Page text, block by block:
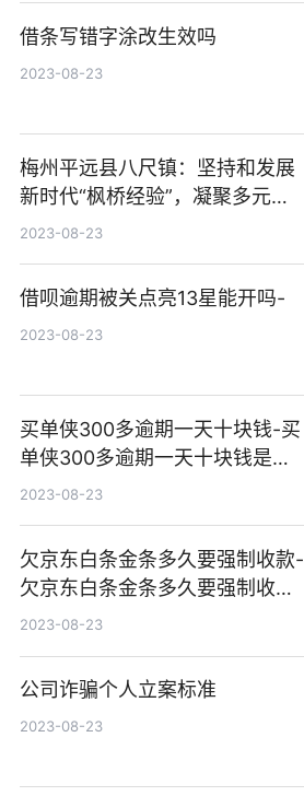
借条写错字涂改生效吗
2023-08-23
梅州平远县八尺镇：坚持和发展
新时代“枫桥经验”，凝聚多元力
量 巧解边界纠纷
2023-08-23
借呗逾期被关点亮13星能开吗-
2023-08-23
买单侠300多逾期一天十块钱-买
单侠300多逾期一天十块钱是真
的吗
2023-08-23
欠京东白条金条多久要强制收款-
欠京东白条金条多久要强制收款
呢
2023-08-23
公司诈骗个人立案标准
2023-08-23